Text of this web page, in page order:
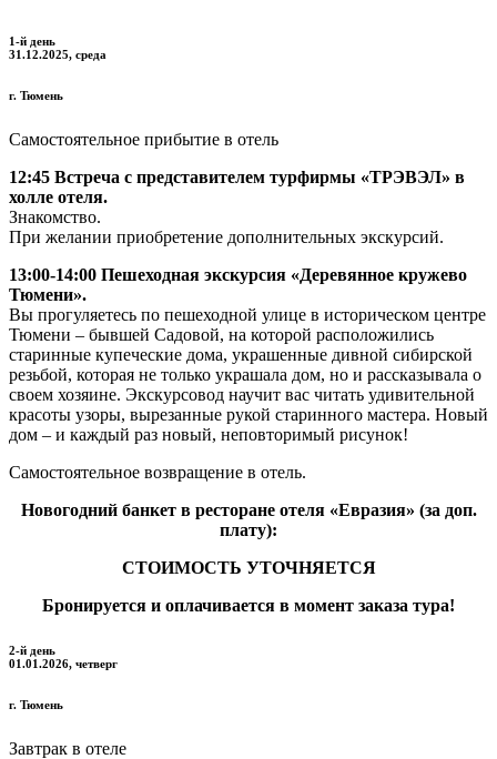
1-й день
31.12.2025, среда
г. Тюмень
Самостоятельное прибытие в отель
12:45 Встреча с представителем турфирмы «ТРЭВЭЛ» в
холле отеля.
Знакомство.
При желании приобретение дополнительных экскурсий.
13:00-14:00 Пешеходная экскурсия «Деревянное кружево
Тюмени».
Вы прогуляетесь по пешеходной улице в историческом центре
Тюмени – бывшей Садовой, на которой расположились
старинные купеческие дома, украшенные дивной сибирской
резьбой, которая не только украшала дом, но и рассказывала о
своем хозяине. Экскурсовод научит вас читать удивительной
красоты узоры, вырезанные рукой старинного мастера. Новый
дом – и каждый раз новый, неповторимый рисунок!
Самостоятельное возвращение в отель.
Новогодний банкет в ресторане отеля «Евразия» (за доп.
плату):
СТОИМОСТЬ УТОЧНЯЕТСЯ
Бронируется и оплачивается в момент заказа тура!
2-й день
01.01.2026, четверг
г. Тюмень
Завтрак в отеле